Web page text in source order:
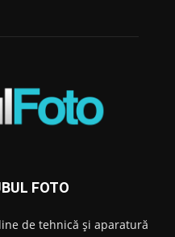
FOTO
de tehnică și aparatură